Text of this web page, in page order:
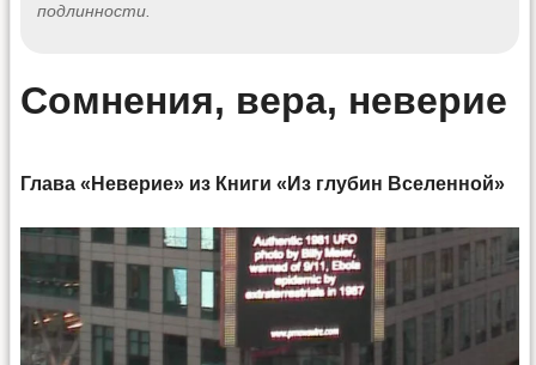
подлинности.
Сомнения, вера, неверие
Глава «Неверие» из Книги «Из глубин Вселенной»